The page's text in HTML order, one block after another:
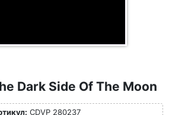
Dark Side Of The Moon
CDVP 280237